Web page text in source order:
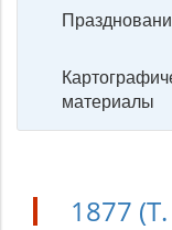
материалы
1877